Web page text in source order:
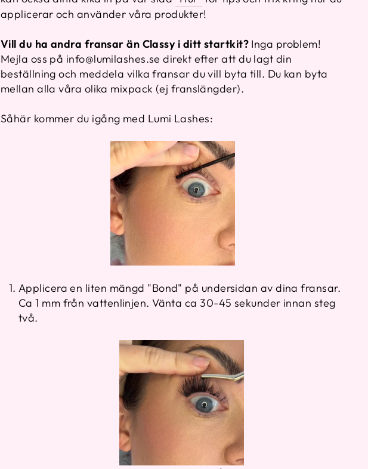
applicerar och använder våra produkter!
Vill du ha andra fransar än Classy i ditt startkit?Inga problem!
Mejla oss på info@lumilashes.se direkt efter att du lagt din
beställning och meddela vilka fransar du vill byta till. Du kan byta
mellan alla våra olika mixpack (ej franslängder).
Såhär kommer du igång med Lumi Lashes:
Applicera en liten mängd "Bond" på undersidan av dina fransar.
Ca 1 mm från vattenlinjen. Vänta ca 30-45 sekunder innan steg
två.